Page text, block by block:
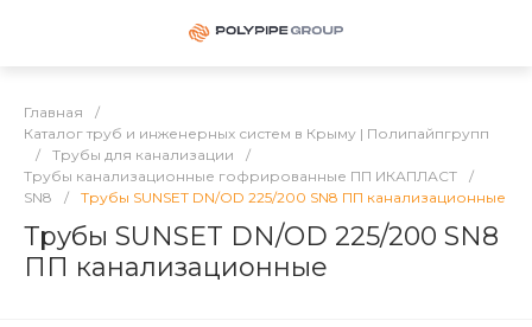
Главная
/
Каталог труб и инженерных систем в Крыму | Полипайпгрупп
/
Трубы для канализации
/
Трубы канализационные гофрированные ПП ИКАПЛАСТ
/
SN8
/ Трубы SUNSET DN/OD 225/200 SN8 ПП канализационные
Трубы SUNSET DN/OD 225/200 SN8
ПП канализационные